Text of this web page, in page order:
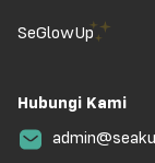
SeGlowUp
Hubungi Kami